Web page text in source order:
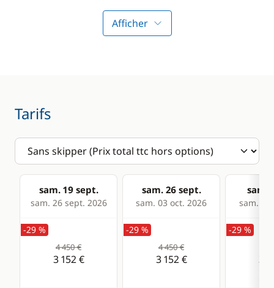
Pilote automatique
Cuisine
Panneaux solaires
Afficher
Tarifs
sam. 19 sept.
sam. 26 sept. 2026
sam. 26 sept.
sam. 03 oct. 2026
sam.
sam. 10
-29 %
4 450 €
3 152 €
-29 %
4 450 €
3 152 €
-29 %
3